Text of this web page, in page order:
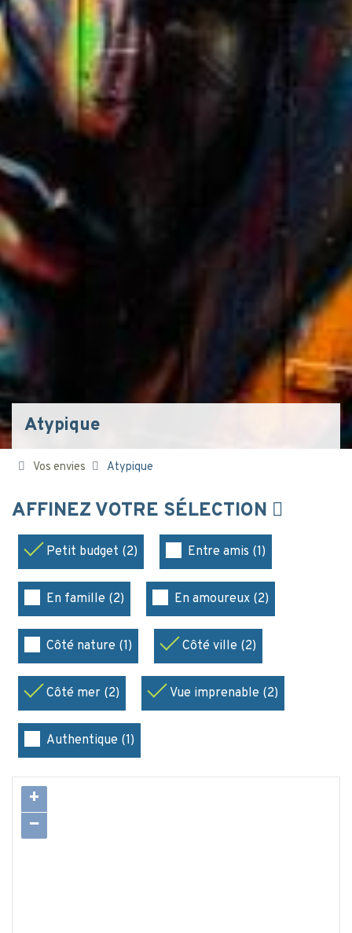
Atypique
Vos envies Atypique
AFFINEZ VOTRE SÉLECTION
Petit budget (2) Entre amis (1)
En famille (2) En amoureux (2)
Côté nature (1) Côté ville (2)
Côté mer (2) Vue imprenable (2)
Authentique (1)
+
−